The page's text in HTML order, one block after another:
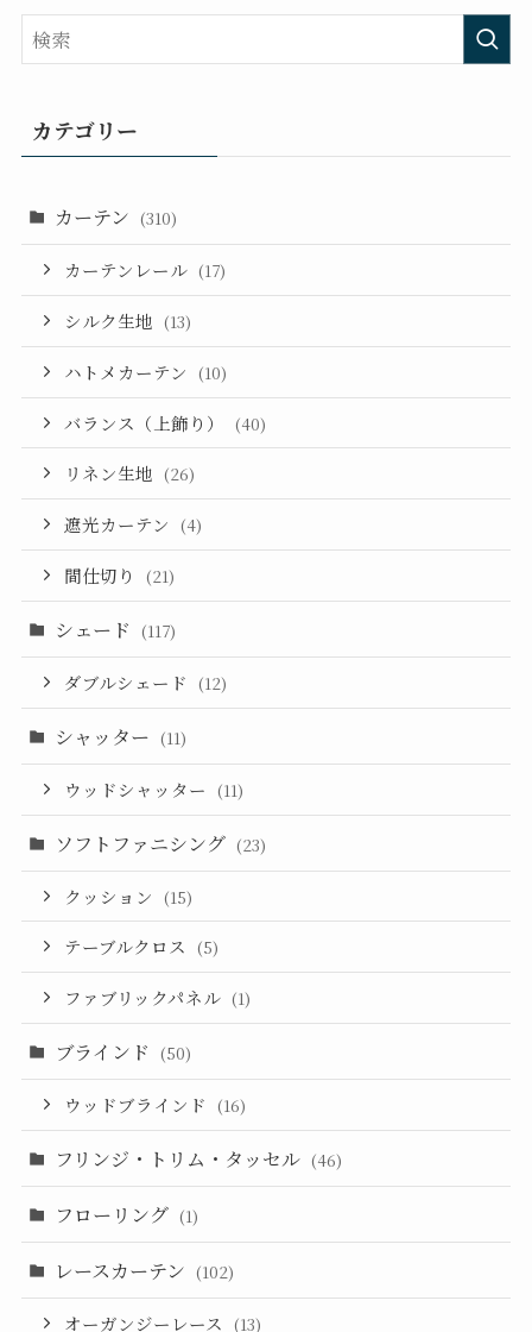
カテゴリー
カーテン (310)
カーテンレール (17)
シルク生地 (13)
ハトメカーテン (10)
バランス（上飾り） (40)
リネン生地 (26)
遮光カーテン (4)
間仕切り (21)
シェード (117)
ダブルシェード (12)
シャッター (11)
ウッドシャッター (11)
ソフトファニシング (23)
クッション (15)
テーブルクロス (5)
ファブリックパネル (1)
ブラインド (50)
ウッドブラインド (16)
フリンジ・トリム・タッセル (46)
フローリング (1)
レースカーテン (102)
オーガンジーレース (13)